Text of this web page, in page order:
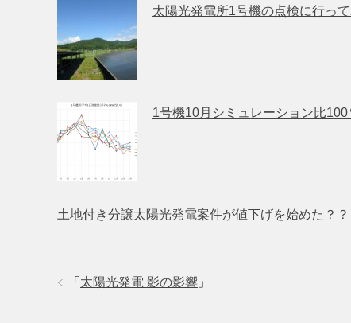
太陽光発電所1号機の点検に行って
1号機10月シミュレーション比
土地付き分譲太陽光発電案件が値下げを始めた？？
「 太陽光発電 影の影響 」